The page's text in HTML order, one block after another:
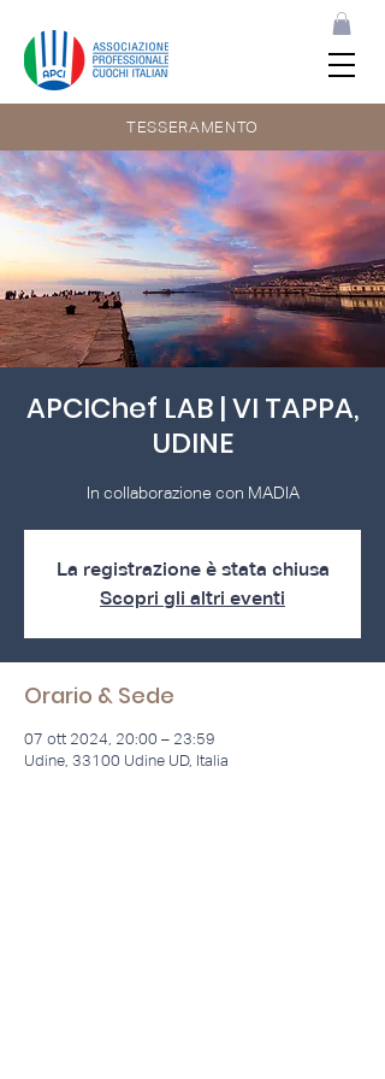
TESSERAMENTO
APCIChef LAB | VI TAPPA,
UDINE
In collaborazione con MADIA
La registrazione è stata chiusa
Scopri gli altri eventi
Orario & Sede
07 ott 2024, 20:00 – 23:59
Udine, 33100 Udine UD, Italia